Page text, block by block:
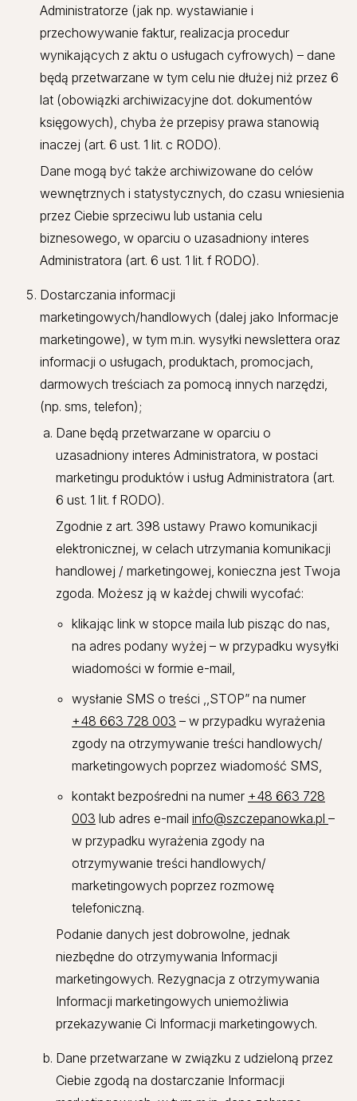
Administratorze (jak np. wystawianie i
przechowywanie faktur, realizacja procedur
wynikających z aktu o usługach cyfrowych) – dane
będą przetwarzane w tym celu nie dłużej niż przez 6
lat (obowiązki archiwizacyjne dot. dokumentów
księgowych), chyba że przepisy prawa stanowią
inaczej (art. 6 ust. 1 lit. c RODO).
Dane mogą być także archiwizowane do celów
wewnętrznych i statystycznych, do czasu wniesienia
przez Ciebie sprzeciwu lub ustania celu
biznesowego, w oparciu o uzasadniony interes
Administratora (art. 6 ust. 1 lit. f RODO).
Dostarczania informacji
marketingowych/handlowych (dalej jako Informacje
marketingowe), w tym m.in. wysyłki newslettera oraz
informacji o usługach, produktach, promocjach,
darmowych treściach za pomocą innych narzędzi,
(np. sms, telefon);
Dane będą przetwarzane w oparciu o
uzasadniony interes Administratora, w postaci
marketingu produktów i usług Administratora (art.
6 ust. 1 lit. f RODO).
Zgodnie z art. 398 ustawy Prawo komunikacji
elektronicznej, w celach utrzymania komunikacji
handlowej / marketingowej, konieczna jest Twoja
zgoda. Możesz ją w każdej chwili wycofać:
klikając link w stopce maila lub pisząc do nas,
na adres podany wyżej – w przypadku wysyłki
wiadomości w formie e-mail,
wysłanie SMS o treści ,,STOP” na numer
+48 663 728 003 – w przypadku wyrażenia
zgody na otrzymywanie treści handlowych/
marketingowych poprzez wiadomość SMS,
kontakt bezpośredni na numer +48 663 728
003 lub adres e-mail info@szczepanowka.pl –
w przypadku wyrażenia zgody na
otrzymywanie treści handlowych/
marketingowych poprzez rozmowę
telefoniczną.
Podanie danych jest dobrowolne, jednak
niezbędne do otrzymywania Informacji
marketingowych. Rezygnacja z otrzymywania
Informacji marketingowych uniemożliwia
przekazywanie Ci Informacji marketingowych.
Dane przetwarzane w związku z udzieloną przez
Ciebie zgodą na dostarczanie Informacji